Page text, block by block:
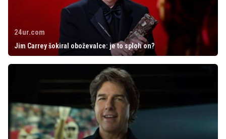
24ur.com
Jim Carrey šokiral oboževalce: je to sploh on?